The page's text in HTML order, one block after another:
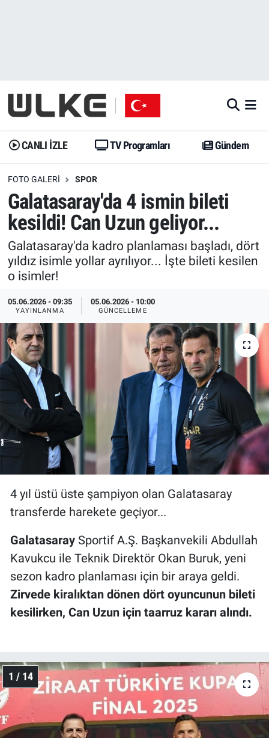
CANLI İZLE TV Programları Gündem
FOTO GALERI SPOR
Galatasaray'da 4 ismin bileti
kesildi! Can Uzun geliyor...
Galatasaray'da kadro planlaması başladı, dört
yıldız isimle yollar ayrılıyor... İşte bileti kesilen
o isimler!
05.06.2026 - 09:35
YAYINLANMA
05.06.2026 - 10:00
GÜNCELLEME
4 yıl üstü üste şampiyon olan Galatasaray
transferde harekete geçiyor...
Galatasaray Sportif A.Ş. Başkanvekili Abdullah
Kavukcu ile Teknik Direktör Okan Buruk, yeni
sezon kadro planlaması için bir araya geldi.
Zirvede kiralıktan dönen dört oyuncunun bileti
kesilirken, Can Uzun için taarruz kararı alındı.
1 / 14
Gündem
Dünya
Erişim Bilgileri
Ekonomi
Trend
Yazarlar
Gündem
Trend
Erişim Bilgileri
Spor
Ekonomi
Medya
Özel Haberler
Kadın
Erişim Bilgileri
Sağlık
Teknoloji
Ramazan
İstanbul Namaz Vakitleri
Trafik Durumu
Erişim Bilgileri
Tüm Manşetler
Son Dakika Haberleri